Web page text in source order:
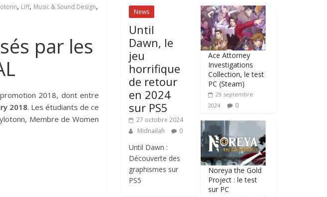
, Liff, Music & Sound Design,
par les
2018, dont entre
2018. Les étudiants de ce
Membre de Women
News
Until
Dawn, le
jeu
horrifique
de retour
en 2024
sur PS5
27 octobre 2024
Midnailah
0
Until Dawn :
Découverte des
graphismes sur
PS5
Ace Attorney
Investigations
Collection, le test
PC (Steam)
29 septembre
2024
0
Noreya the Gold
Project : le test
sur PC